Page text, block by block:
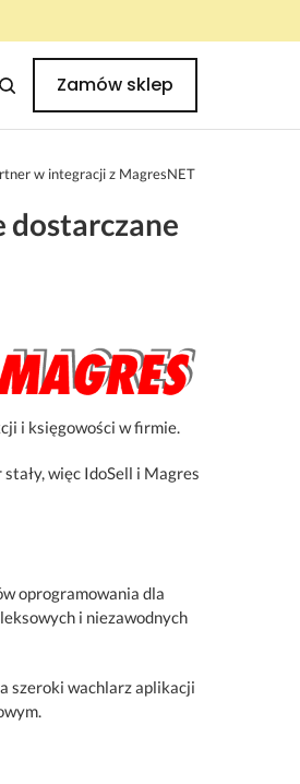
Zamów sklep
w integracji z MagresNET
dostarczane
i księgowości w firmie.
więc IdoSell i Magres
oprogramowania dla
i niezawodnych
szeroki wachlarz aplikacji